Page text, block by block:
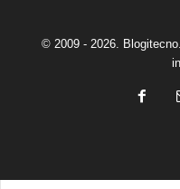
© 2009 - 2026.